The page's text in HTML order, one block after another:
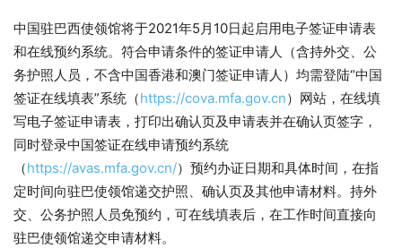
中国驻巴西使领馆将于2021年5月10日起启用电子签证申请表
和在线预约系统。符合申请条件的签证申请人（含持外交、公
务护照人员，不含中国香港和澳门签证申请人）均需登陆“中国
签证在线填表”系统（https://cova.mfa.gov.cn）网站，在线填
写电子签证申请表，打印出确认页及申请表并在确认页签字，
同时登录中国签证在线申请预约系统
（https://avas.mfa.gov.cn/）预约办证日期和具体时间，在指
定时间向驻巴使领馆递交护照、确认页及其他申请材料。持外
交、公务护照人员免预约，可在线填表后，在工作时间直接向
驻巴使领馆递交申请材料。